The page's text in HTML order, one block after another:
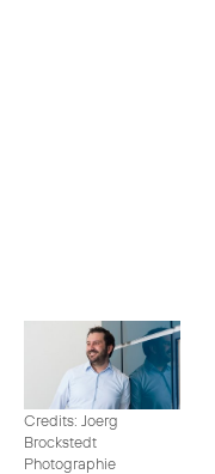
Credits: Joerg
Brockstedt
Photographie